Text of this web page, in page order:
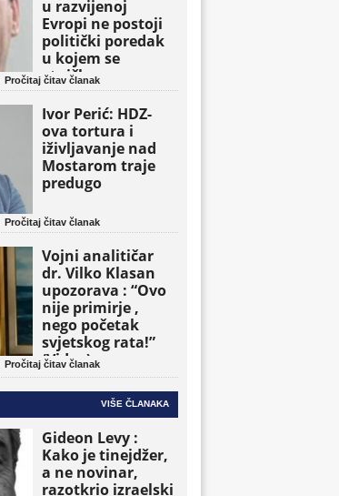
u razvijenoj
Evropi ne postoji
politički poredak
u kojem se
etničke grupe
pojavljuju kao
osnovne političke
jedinice
Pročitaj čitav članak
Ivor Perić: HDZ-
ova tortura i
iživljavanje nad
Mostarom traje
predugo
Pročitaj čitav članak
Vojni analitičar
dr. Vilko Klasan
upozorava : “Ovo
nije primirje ,
nego početak
svjetskog rata!”
(Video)
Pročitaj čitav članak
VIŠE ČLANAKA
Gideon Levy :
Kako je tinejdžer,
a ne novinar,
razotkrio izraelski